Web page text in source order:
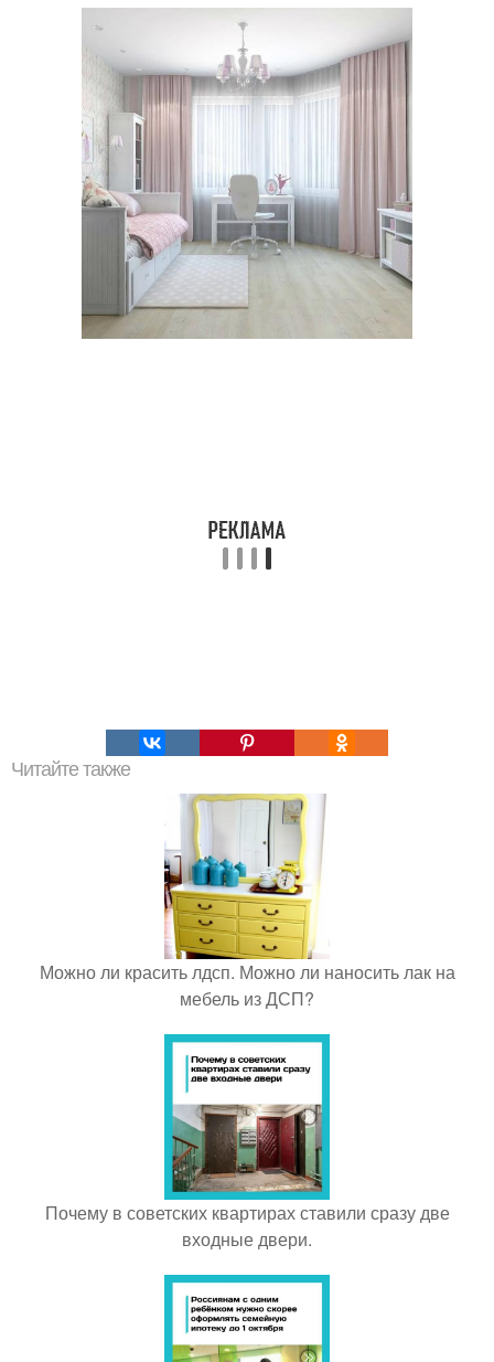
Читайте также
Можно ли красить лдсп. Можно ли наносить лак на
мебель из ДСП?
Почему в советских квартирах ставили сразу две
входные двери.